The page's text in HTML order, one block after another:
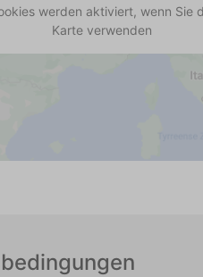
werden aktiviert, wenn Sie
Karte verwenden